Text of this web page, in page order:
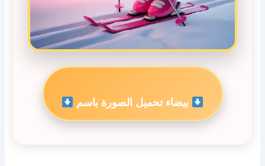
بيضاء تحميل الصورة باسم